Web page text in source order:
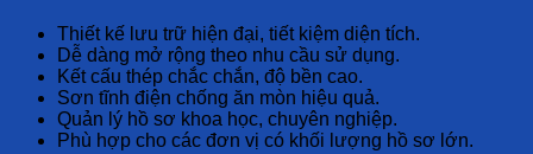
Thiết kế lưu trữ hiện đại, tiết kiệm diện tích.
Dễ dàng mở rộng theo nhu cầu sử dụng.
Kết cấu thép chắc chắn, độ bền cao.
Sơn tĩnh điện chống ăn mòn hiệu quả.
Quản lý hồ sơ khoa học, chuyên nghiệp.
Phù hợp cho các đơn vị có khối lượng hồ sơ lớn.